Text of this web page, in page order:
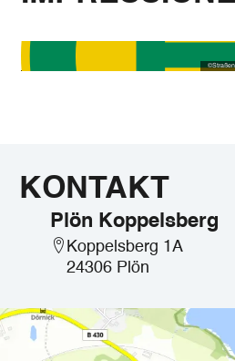
©
KONTAKT
Plön Koppelsberg
Koppelsberg 1A
24306 Plön